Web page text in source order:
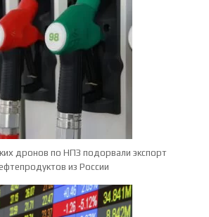
дронов по НПЗ подорвали экспорт
из России